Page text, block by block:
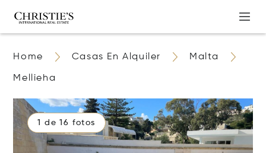
Home Casas En Alquiler Malta
Mellieha
1 de 16 fotos